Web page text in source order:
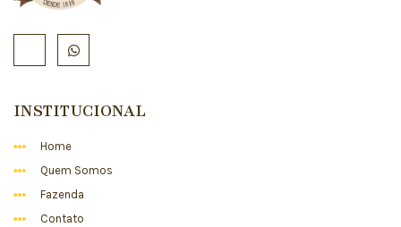
INSTITUCIONAL
Home
Quem Somos
Fazenda
Contato